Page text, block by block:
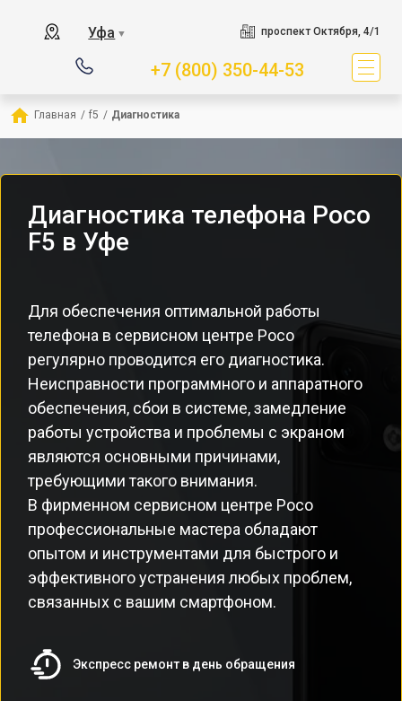
Уфа ▼ проспект Октября, 4/1
+7 (800) 350-44-53
Главная / f5 / Диагностика
Диагностика телефона Poco
F5 в Уфе
Для обеспечения оптимальной работы
телефона в сервисном центре Poco
регулярно проводится его диагностика.
Неисправности программного и аппаратного
обеспечения, сбои в системе, замедление
работы устройства и проблемы с экраном
являются основными причинами,
требующими такого внимания.
В фирменном сервисном центре Poco
профессиональные мастера обладают
опытом и инструментами для быстрого и
эффективного устранения любых проблем,
связанных с вашим смартфоном.
Экспресс ремонт в день обращения